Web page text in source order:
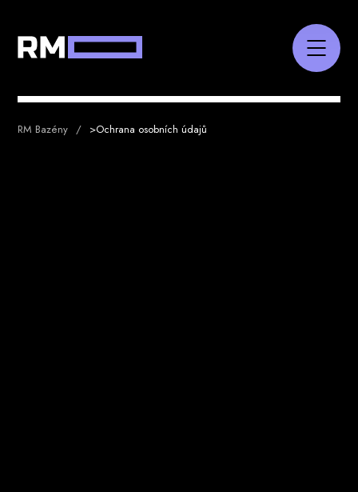
RM Bazény >Ochrana osobních údajů